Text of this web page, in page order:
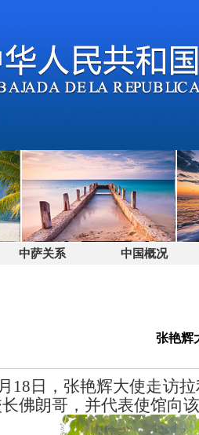
中萨关系 中国概况
张艳辉
月 18 日，张艳辉大使走访
佛朗哥，并代表使馆向